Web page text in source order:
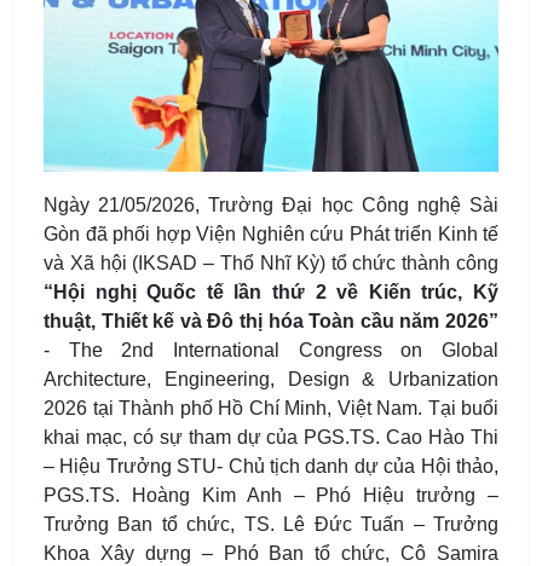
Ngày 21/05/2026, Trường Đại học Công nghệ Sài
Gòn đã phối hợp Viện Nghiên cứu Phát triển Kinh tế
và Xã hội (IKSAD – Thổ Nhĩ Kỳ) tổ chức thành công
“Hội nghị Quốc tế lần thứ 2 về Kiến trúc, Kỹ
thuật, Thiết kế và Đô thị hóa Toàn cầu năm 2026”
- The 2nd International Congress on Global
Architecture, Engineering, Design & Urbanization
2026 tại Thành phố Hồ Chí Minh, Việt Nam. Tại buổi
khai mạc, có sự tham dự của PGS.TS. Cao Hào Thi
– Hiệu Trưởng STU- Chủ tịch danh dự của Hội thảo,
PGS.TS. Hoàng Kim Anh – Phó Hiệu trưởng –
Trưởng Ban tổ chức, TS. Lê Đức Tuấn – Trưởng
Khoa Xây dựng – Phó Ban tổ chức, Cô Samira